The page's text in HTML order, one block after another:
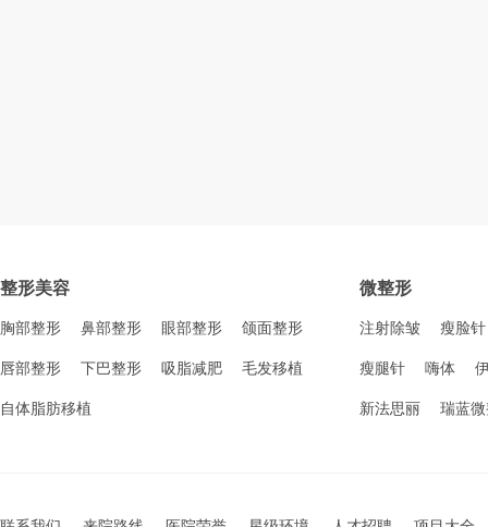
整形美容
胸部整形 鼻部整形 眼部整形 颌面整形
唇部整形 下巴整形 吸脂减肥 毛发移植
自体脂肪移植
微整形
注射除皱 瘦脸针
瘦腿针 嗨体
新法思丽 瑞蓝